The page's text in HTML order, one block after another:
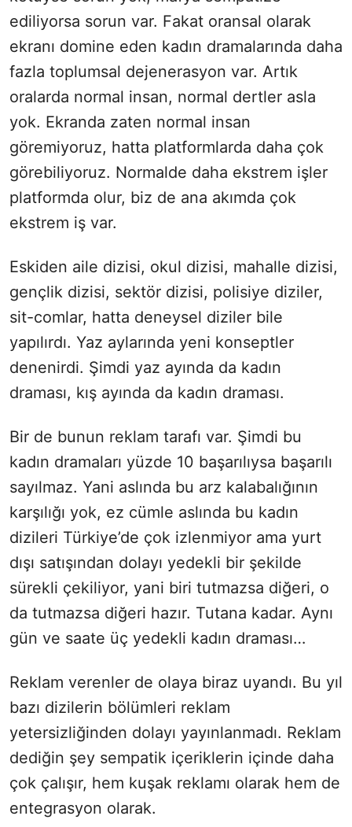
ediliyorsa sorun var. Fakat oransal olarak
ekranı domine eden kadın dramalarında daha
fazla toplumsal dejenerasyon var. Artık
oralarda normal insan, normal dertler asla
yok. Ekranda zaten normal insan
göremiyoruz, hatta platformlarda daha çok
görebiliyoruz. Normalde daha ekstrem işler
platformda olur, biz de ana akımda çok
ekstrem iş var.
Eskiden aile dizisi, okul dizisi, mahalle dizisi,
gençlik dizisi, sektör dizisi, polisiye diziler,
sit-comlar, hatta deneysel diziler bile
yapılırdı. Yaz aylarında yeni konseptler
denenirdi. Şimdi yaz ayında da kadın
draması, kış ayında da kadın draması.
Bir de bunun reklam tarafı var. Şimdi bu
kadın dramaları yüzde 10 başarılıysa başarılı
sayılmaz. Yani aslında bu arz kalabalığının
karşılığı yok, ez cümle aslında bu kadın
dizileri Türkiye’de çok izlenmiyor ama yurt
dışı satışından dolayı yedekli bir şekilde
sürekli çekiliyor, yani biri tutmazsa diğeri, o
da tutmazsa diğeri hazır. Tutana kadar. Aynı
gün ve saate üç yedekli kadın draması…
Reklam verenler de olaya biraz uyandı. Bu yıl
bazı dizilerin bölümleri reklam
yetersizliğinden dolayı yayınlanmadı. Reklam
dediğin şey sempatik içeriklerin içinde daha
çok çalışır, hem kuşak reklamı olarak hem de
entegrasyon olarak.